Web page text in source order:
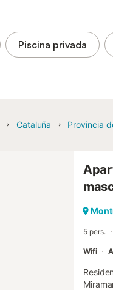
Piscina privada
Cataluña Provincia
5 pers.
Wifi